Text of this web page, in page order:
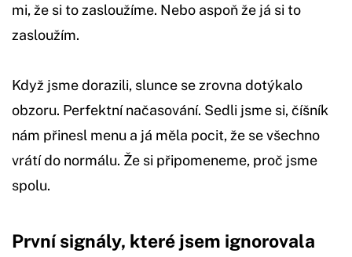
mi, že si to zasloužíme. Nebo aspoň že já si to
zasloužím.
Když jsme dorazili, slunce se zrovna dotýkalo
obzoru. Perfektní načasování. Sedli jsme si, číšník
nám přinesl menu a já měla pocit, že se všechno
vrátí do normálu. Že si připomeneme, proč jsme
spolu.
První signály, které jsem ignorovala